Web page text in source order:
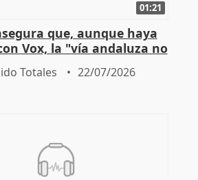
01:21
que, aunque haya
Vox, la "vía andaluza no
ni él va a "cambiar"
Totales 22/07/2026